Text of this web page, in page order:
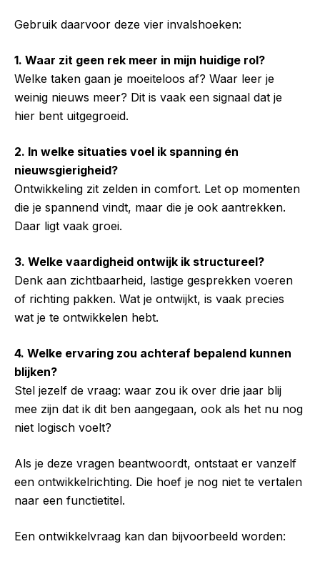
Gebruik daarvoor deze vier invalshoeken:
1. Waar zit geen rek meer in mijn huidige rol?
Welke taken gaan je moeiteloos af? Waar leer je
weinig nieuws meer? Dit is vaak een signaal dat je
hier bent uitgegroeid.
2. In welke situaties voel ik spanning én
nieuwsgierigheid?
Ontwikkeling zit zelden in comfort. Let op momenten
die je spannend vindt, maar die je ook aantrekken.
Daar ligt vaak groei.
3. Welke vaardigheid ontwijk ik structureel?
Denk aan zichtbaarheid, lastige gesprekken voeren
of richting pakken. Wat je ontwijkt, is vaak precies
wat je te ontwikkelen hebt.
4. Welke ervaring zou achteraf bepalend kunnen
blijken?
Stel jezelf de vraag: waar zou ik over drie jaar blij
mee zijn dat ik dit ben aangegaan, ook als het nu nog
niet logisch voelt?
Als je deze vragen beantwoordt, ontstaat er vanzelf
een ontwikkelrichting. Die hoef je nog niet te vertalen
naar een functietitel.
Een ontwikkelvraag kan dan bijvoorbeeld worden: